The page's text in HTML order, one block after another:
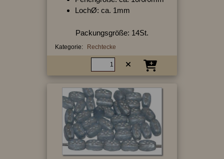
LochØ: ca. 1mm
Packungsgröße: 14St.
Kategorie: Rechtecke